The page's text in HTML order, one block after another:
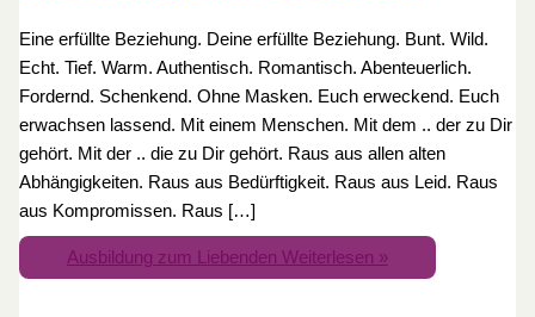
Eine erfüllte Beziehung. Deine erfüllte Beziehung. Bunt. Wild.
Echt. Tief. Warm. Authentisch. Romantisch. Abenteuerlich.
Fordernd. Schenkend. Ohne Masken. Euch erweckend. Euch
erwachsen lassend. Mit einem Menschen. Mit dem .. der zu Dir
gehört. Mit der .. die zu Dir gehört. Raus aus allen alten
Abhängigkeiten. Raus aus Bedürftigkeit. Raus aus Leid. Raus
aus Kompromissen. Raus […]
Ausbildung zum Liebenden Weiterlesen »